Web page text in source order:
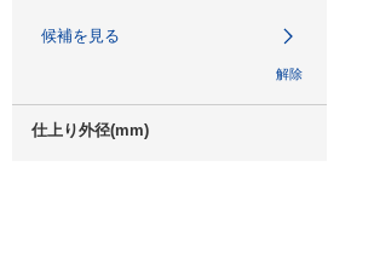
候補を見る
解除
仕上り外径(mm)